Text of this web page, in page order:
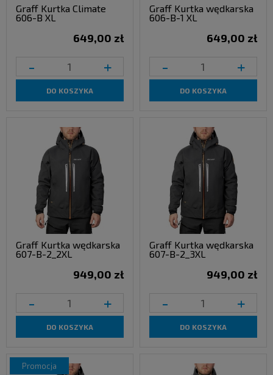
Graff Kurtka Climate
606-B XL
649,00 zł
- +
DO KOSZYKA
Graff Kurtka wędkarska
606-B-1 XL
649,00 zł
- +
DO KOSZYKA
Graff Kurtka wędkarska
607-B-2_2XL
949,00 zł
- +
DO KOSZYKA
Graff Kurtka wędkarska
607-B-2_3XL
949,00 zł
- +
DO KOSZYKA
promocja